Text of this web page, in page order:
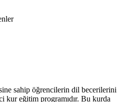
sahip öğrencilerin dil becerilerini
kur eğitim programıdır. Bu kurda